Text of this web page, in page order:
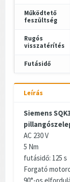
Működtető
feszültség
Rugós
visszatérítés
Futásidő
Leírás
Siemens
AC 230 V
5 Nm
futásidő: 125 s
Forgató